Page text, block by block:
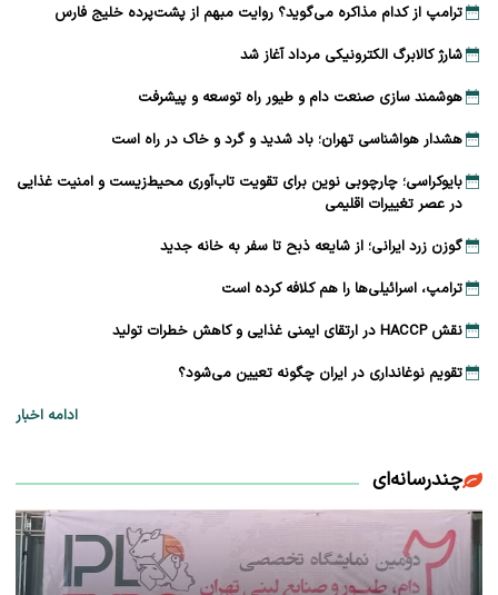
ترامپ از کدام مذاکره می‌گوید؟ روایت مبهم از پشت‌پرده خلیج فارس
شارژ کالابرگ الکترونیکی مرداد آغاز شد
هوشمند سازی صنعت دام و طیور راه توسعه و پیشرفت
هشدار هواشناسی تهران؛ باد شدید و گرد و خاک در راه است
بایوکراسی؛ چارچوبی نوین برای تقویت تاب‌آوری محیط‌زیست و امنیت غذایی
در عصر تغییرات اقلیمی
گوزن زرد ایرانی؛ از شایعه ذبح تا سفر به خانه جدید
ترامپ، اسرائیلی‌ها را هم کلافه کرده است
نقش HACCP در ارتقای ایمنی غذایی و کاهش خطرات تولید
تقویم نوغانداری در ایران چگونه تعیین می‌شود؟
ادامه اخبار
چندرسانه‌ای